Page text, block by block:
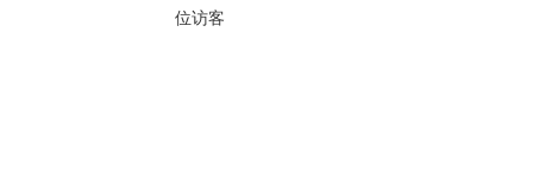
位访客